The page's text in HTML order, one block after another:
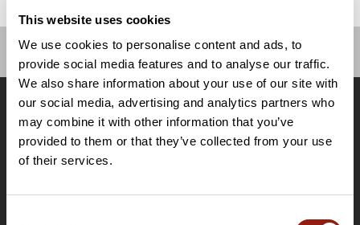
This website uses cookies
We use cookies to personalise content and ads, to
provide social media features and to analyse our traffic.
We also share information about your use of our site with
our social media, advertising and analytics partners who
may combine it with other information that you’ve
provided to them or that they’ve collected from your use
of their services.
OpenRunner
Equipe
Carrières
À propos
Contact